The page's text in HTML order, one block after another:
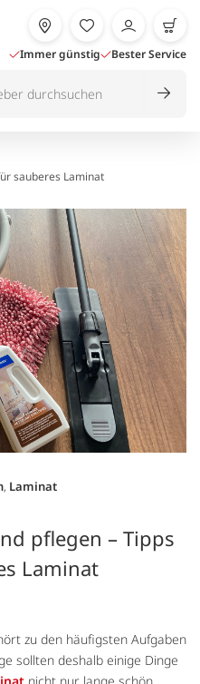
Immer günstig Bester Service
sauberes Laminat
, Laminat
pflegen – Tipps
Laminat
zu den häufigsten Aufgaben
sollten deshalb einige Dinge
nicht nur lange schön